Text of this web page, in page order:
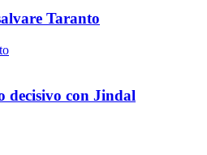
Taranto
con Jindal